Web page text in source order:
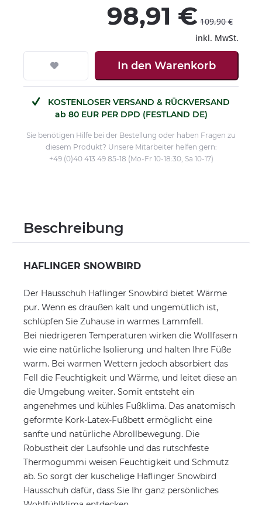
98,91 € 109,90 €
inkl. MwSt.
In den Warenkorb
KOSTENLOSER VERSAND & RÜCKVERSAND
ab 80 EUR PER DPD (FESTLAND DE)
Sie benötigen Hilfe bei der Bestellung oder haben Fragen zu
diesem Produkt? Unsere Mitarbeiter helfen gern:
+49 (0)40 413 49 85-18 (Mo-Fr 10-18:30, Sa 10-17)
Beschreibung
HAFLINGER SNOWBIRD
Der Hausschuh Haflinger Snowbird bietet Wärme
pur. Wenn es draußen kalt und ungemütlich ist,
schlüpfen Sie Zuhause in warmes Lammfell.
Bei niedrigeren Temperaturen wirken die Wollfasern
wie eine natürliche Isolierung und halten Ihre Füße
warm. Bei warmen Wettern jedoch absorbiert das
Fell die Feuchtigkeit und Wärme, und leitet diese an
die Umgebung weiter. Somit entsteht ein
angenehmes und kühles Fußklima. Das anatomisch
geformte Kork-Latex-Fußbett ermöglicht eine
sanfte und natürliche Abrollbewegung. Die
Robustheit der Laufsohle und das rutschfeste
Thermogummi weisen Feuchtigkeit und Schmutz
ab. So sorgt der kuschelige Haflinger Snowbird
Hausschuh dafür, dass Sie Ihr ganz persönliches